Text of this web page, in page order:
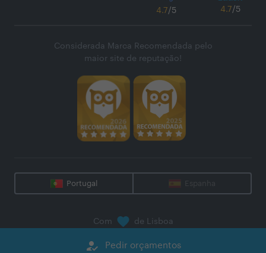
how_to_reg Pedir orçamentos
4.7/5 4.7/5
Considerada Marca Recomendada pelo
maior site de reputação!
Portugal Espanha
Com de Lisboa
Zaask - Plataforma Digital, S.A.